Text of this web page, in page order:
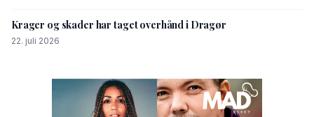
Krager og skader har taget overhånd i Dragør
22. juli 2026